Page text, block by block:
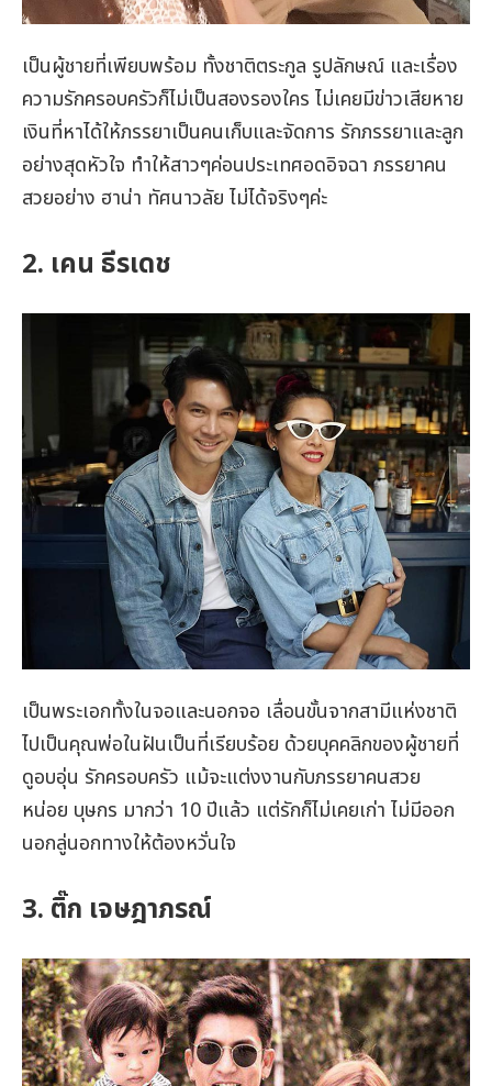
เป็นผู้ชายที่เพียบพร้อม ทั้งชาติตระกูล รูปลักษณ์ และเรื่อง
ความรักครอบครัวก็ไม่เป็นสองรองใคร ไม่เคยมีข่าวเสียหาย
เงินที่หาได้ให้ภรรยาเป็นคนเก็บและจัดการ รักภรรยาและลูก
อย่างสุดหัวใจ ทำให้สาวๆค่อนประเทศอดอิจฉา ภรรยาคน
สวยอย่าง ฮาน่า ทัศนาวลัย ไม่ได้จริงๆค่ะ
2. เคน ธีรเดช
เป็นพระเอกทั้งในจอและนอกจอ เลื่อนขั้นจากสามีแห่งชาติ
ไปเป็นคุณพ่อในฝันเป็นที่เรียบร้อย ด้วยบุคคลิกของผู้ชายที่
ดูอบอุ่น รักครอบครัว แม้จะแต่งงานกับภรรยาคนสวย
หน่อย บุษกร มากว่า 10 ปีแล้ว แต่รักก็ไม่เคยเก่า ไม่มีออก
นอกลู่นอกทางให้ต้องหวั่นใจ
3. ติ๊ก เจษฎาภรณ์